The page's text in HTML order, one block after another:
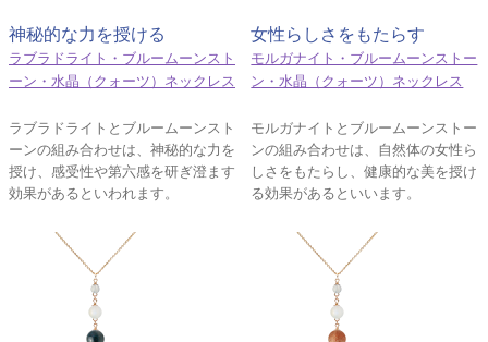
神秘的な力を授ける
ラブラドライト・ブルームーンスト
ーン・水晶（クォーツ）ネックレス
ラブラドライトとブルームーンスト
ーンの組み合わせは、神秘的な力を
授け、感受性や第六感を研ぎ澄ます
効果があるといわれます。
女性らしさをもたらす
モルガナイト・ブルームーンストー
ン・水晶（クォーツ）ネックレス
モルガナイトとブルームーンストー
ンの組み合わせは、自然体の女性ら
しさをもたらし、健康的な美を授け
る効果があるといいます。